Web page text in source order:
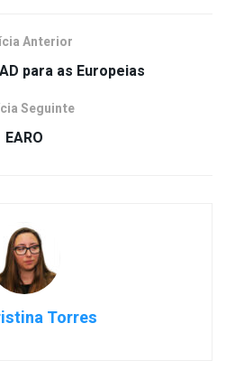
Anterior
para as Europeias
Seguinte
EARO
Torres